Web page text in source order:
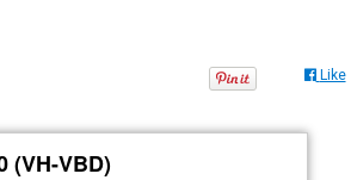
Like
(VH-VBD)